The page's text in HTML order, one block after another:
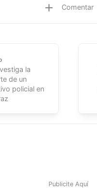
Comentar
la
de un
policial en